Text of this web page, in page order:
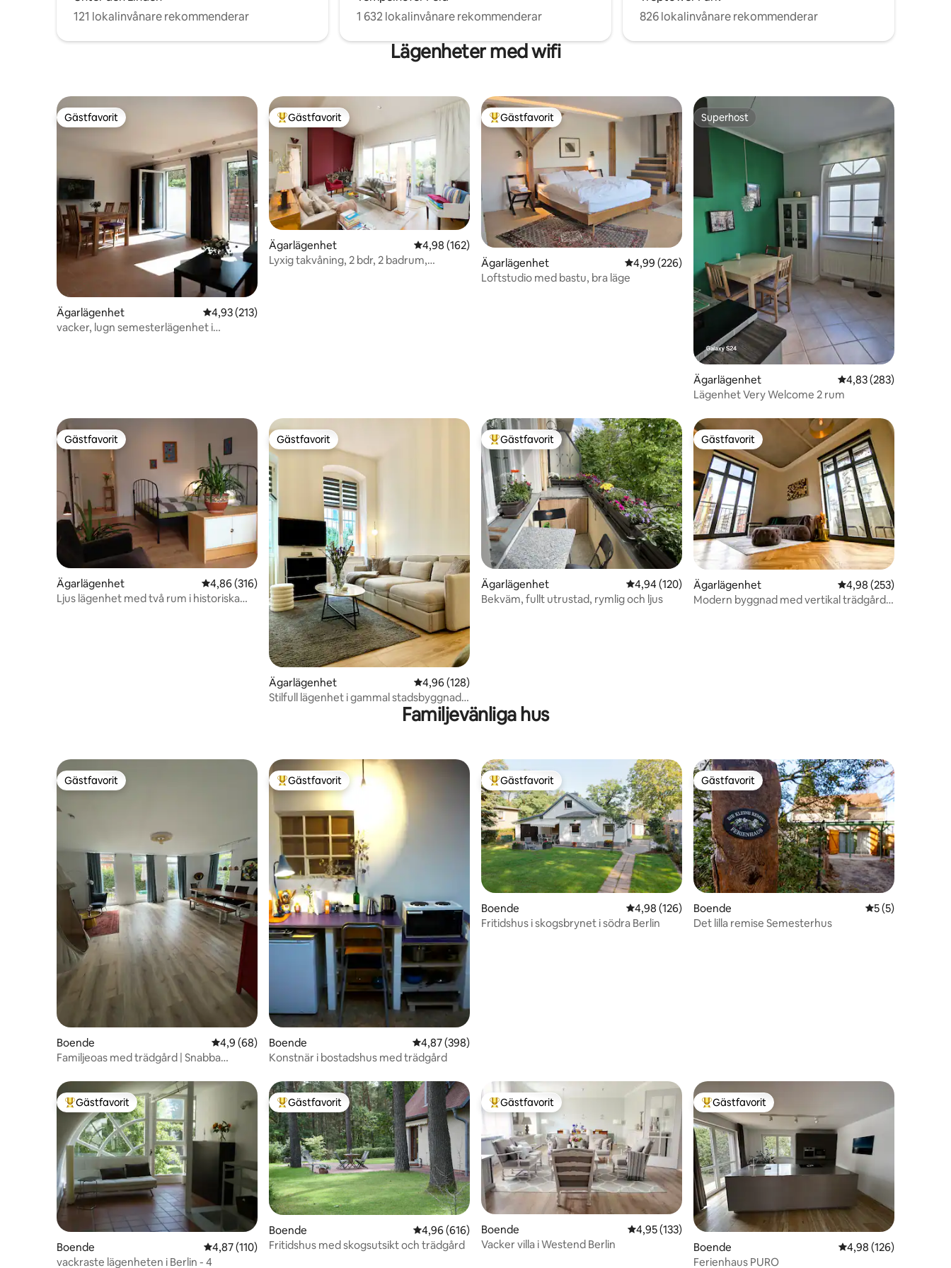
121 lokalinvånare rekommenderar
1 632 lokalinvånare rekommenderar
826 lokalinvånare rekommenderar
Lägenheter med wifi
Gästfavorit
Gästfavorit
Ägarlägenhet 4,93 av 5 i genomsnittligt betyg, 213 omdömen
4,93 (213)
vacker, lugn semesterlägenhet i
Populär gästfavorit
Gästfavorit
Ägarlägenhet 4,98 av 5 i genomsnittligt betyg, 162 omdömen
4,98 (162)
Lyxig takvåning, 2 bdr, 2 badrum,
Populär gästfavorit
Gästfavorit
Ägarlägenhet 4,99 av 5 i genomsnittligt betyg, 226 omdömen
4,99 (226)
Loftstudio med bastu, bra läge
Superhost
Superhost
Ägarlägenhet 4,83 av 5 i
4,83 (283)
Lägenhet Very Welcome 2 rum
Gästfavorit
Gästfavorit
Ägarlägenhet 4,86 av 5 i genomsnittligt betyg, 316 omdömen
4,86 (316)
Ljus lägenhet med två rum i historiska
Gästfavorit
Gästfavorit
Ägarlägenhet 4,96 av 5 i genomsnittligt betyg, 128 omdömen
4,96 (128)
Stilfull lägenhet i gammal stadsbyggnad i
Populär gästfavorit
Gästfavorit
Ägarlägenhet 4,94 av 5 i genomsnittligt betyg, 120 omdömen
4,94 (120)
Bekväm, fullt utrustad, rymlig och ljus
Gästfavorit
Gästfavorit
Ägarlägenhet 4,98 av 5 i
4,98 (253)
Modern byggnad med vertikal trädgård
Familjevänliga hus
Gästfavorit
Gästfavorit
Boende 4,9 av 5 i genomsnittligt betyg, 68 omdömen
4,9 (68)
Familjeoas med trädgård | Snabba
Populär gästfavorit
Gästfavorit
Boende 4,87 av 5 i genomsnittligt betyg, 398 omdömen
4,87 (398)
Konstnär i bostadshus med trädgård
Populär gästfavorit
Gästfavorit
Boende 4,98 av 5 i genomsnittligt betyg, 126 omdömen
4,98 (126)
Fritidshus i skogsbrynet i södra Berlin
Gästfavorit
Gästfavorit
Boende 5 av 5 i
5 (5)
Det lilla remise Semesterhus
Populär gästfavorit
Gästfavorit
Boende 4,87 av 5 i genomsnittligt betyg, 110 omdömen
4,87 (110)
vackraste lägenheten i Berlin - 4
Populär gästfavorit
Gästfavorit
Boende 4,96 av 5 i genomsnittligt betyg, 616 omdömen
4,96 (616)
Fritidshus med skogsutsikt och trädgård
Populär gästfavorit
Gästfavorit
Boende 4,95 av 5 i genomsnittligt betyg, 133 omdömen
4,95 (133)
Vacker villa i Westend Berlin
Populär gästfavorit
Gästfavorit
Boende 4,98 av 5 i
4,98 (126)
Ferienhaus PURO